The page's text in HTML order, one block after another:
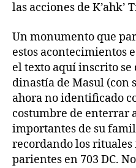
las acciones de K’ahk’
Un monumento que
estos acontecimientos
el texto aquí inscrito se
dinastía de Masul (con
ahora no identificado
costumbre de enterrar
importantes de su
recordando los rituales
parientes en 703 DC.